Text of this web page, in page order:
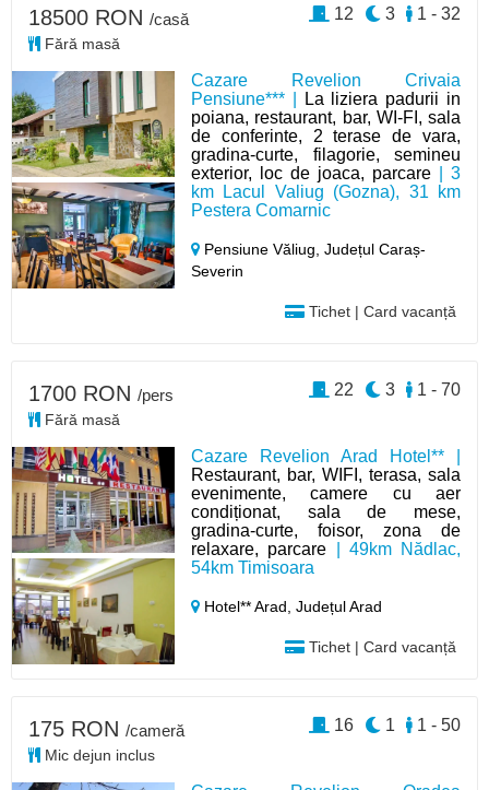
Cazare Revelion Crivaia
Pensiune*** |
La liziera padurii in
poiana, restaurant, bar, WI-FI, sala
de conferinte, 2 terase de vara,
gradina-curte, filagorie, semineu
exterior, loc de joaca, parcare | 3
km Lacul Valiug (Gozna), 31 km
Pestera Comarnic
Pensiune Văliug,Județul Caraș-
Severin
Tichet | Card vacanță
18500 RON /casă
Fără masă
1 - 32
3
12
Cazare Revelion Arad Hotel** |
Restaurant, bar, WIFI, terasa, sala
evenimente, camere cu aer
condiționat, sala de mese,
gradina-curte, foisor, zona de
relaxare, parcare | 49km Nădlac,
54km Timisoara
Hotel** Arad,Județul Arad
Tichet | Card vacanță
1700 RON /pers
Fără masă
1 - 70
3
22
175 RON /cameră
Mic dejun inclus
1 - 50
1
16